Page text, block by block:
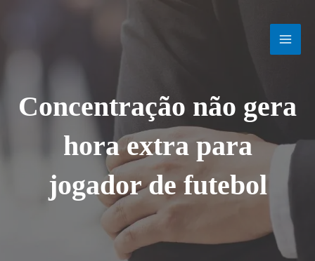
Concentração não gera
hora extra para
jogador de futebol